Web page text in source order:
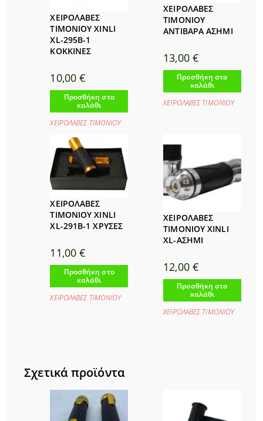
ΧΕΙΡΟΛΑΒΕΣ
ΤΙΜΟΝΙΟΥ XINLI
XL-295B-1
ΚΟΚΚΙΝΕΣ
10,00€
Προσθήκη στο
καλάθι
ΧΕΙΡΟΛΑΒΕΣ ΤΙΜΟΝΙΟΥ
ΧΕΙΡΟΛΑΒΕΣ
ΤΙΜΟΝΙΟΥ
ΑΝΤΙΒΑΡΑ ΑΣΗΜΙ
13,00 €
Προσθήκη στο
καλάθι
ΧΕΙΡΟΛΑΒΕΣ ΤΙΜΟΝΙΟΥ
ΧΕΙΡΟΛΑΒΕΣ
ΤΙΜΟΝΙΟΥ XINLI
XL-291B-1 ΧΡΥΣΕΣ
11,00€
Προσθήκη στο
καλάθι
ΧΕΙΡΟΛΑΒΕΣ ΤΙΜΟΝΙΟΥ
ΧΕΙΡΟΛΑΒΕΣ
ΤΙΜΟΝΙΟΥ XINLI
XL-ΑΣΗΜΙ
12,00 €
Προσθήκη στο
καλάθι
ΧΕΙΡΟΛΑΒΕΣ ΤΙΜΟΝΙΟΥ
Σχετικά προϊόντα